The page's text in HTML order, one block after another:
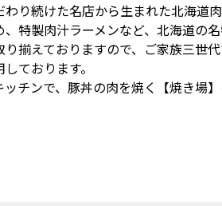
り続けた名店から生まれた北海道
特製肉汁ラーメンなど、北海道の名
揃えておりますので、ご家族三世代
ております。
チンで、豚丼の肉を焼く【焼き場